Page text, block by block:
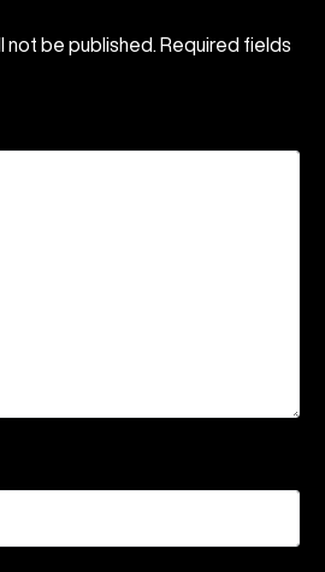
not be published.
Required fields